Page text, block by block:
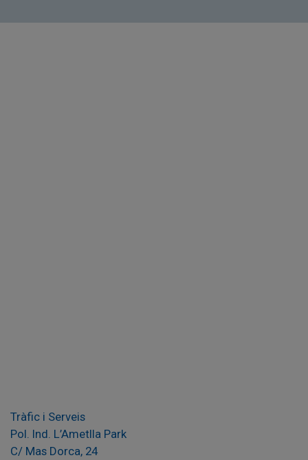
Tràfic i Serveis
Pol. Ind. L’Ametlla Park
C/ Mas Dorca, 24